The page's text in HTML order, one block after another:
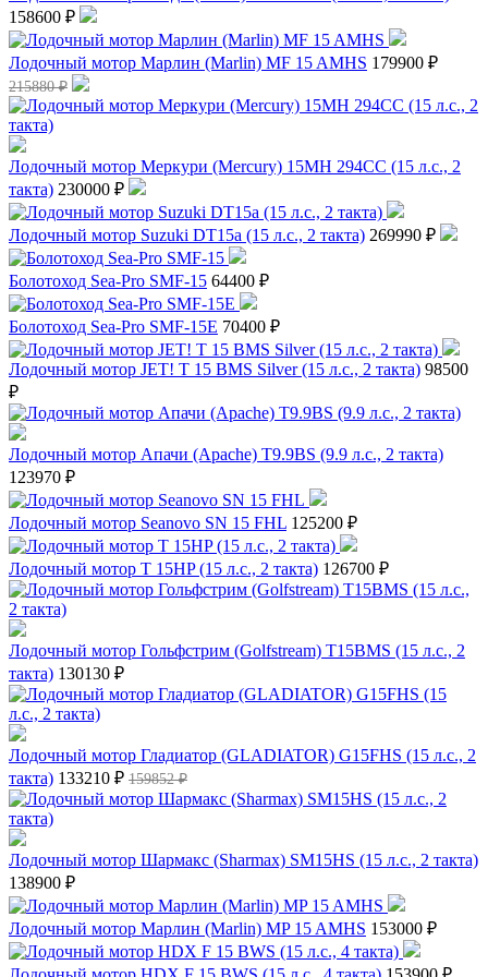
158600 ₽
Лодочный мотор Марлин (Marlin) MF 15 AMHS 179900 ₽
215880 ₽
Лодочный мотор Меркури (Mercury) 15MH 294CC (15 л.с., 2
такта) 230000 ₽
Лодочный мотор Suzuki DT15a (15 л.с., 2 такта) 269990 ₽
Болотоход Sea-Pro SMF-15 64400 ₽
Болотоход Sea-Pro SMF-15E 70400 ₽
Лодочный мотор JET! T 15 BMS Silver (15 л.с., 2 такта) 98500
₽
Лодочный мотор Апачи (Apache) T9.9BS (9.9 л.с., 2 такта)
123970 ₽
Лодочный мотор Seanovo SN 15 FHL 125200 ₽
Лодочный мотор T 15HP (15 л.с., 2 такта) 126700 ₽
Лодочный мотор Гольфстрим (Golfstream) Т15ВМS (15 л.с., 2
такта) 130130 ₽
Лодочный мотор Гладиатор (GLADIATOR) G15FHS (15 л.с., 2
такта) 133210 ₽ 159852 ₽
Лодочный мотор Шармакс (Sharmax) SM15HS (15 л.с., 2 такта)
138900 ₽
Лодочный мотор Марлин (Marlin) MP 15 AMHS 153000 ₽